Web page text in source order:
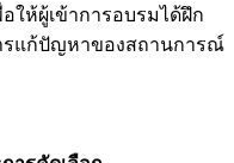
แก้ปัญหาของสถานการณ์